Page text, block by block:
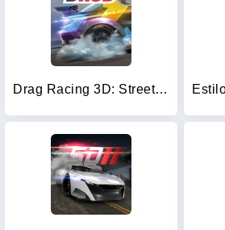
Drag Racing 3D: Streets 2